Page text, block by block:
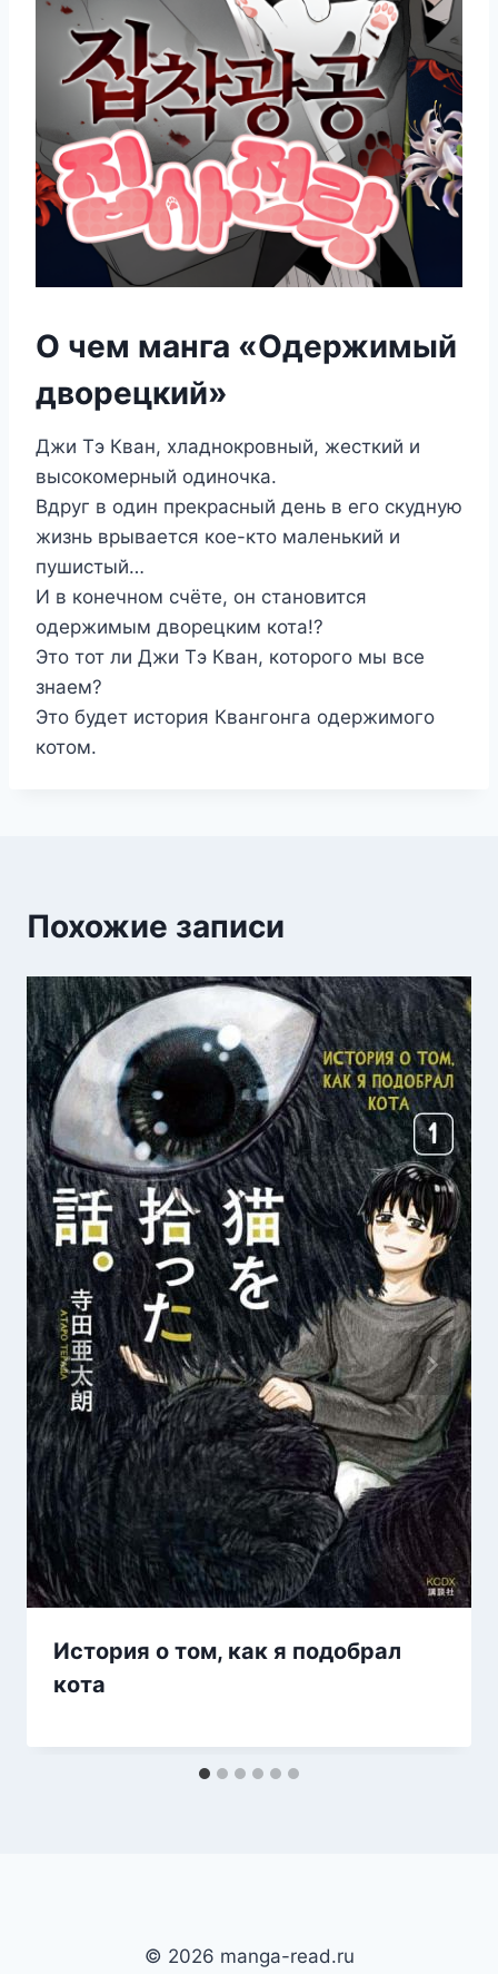
О чем манга «Одержимый
дворецкий»
Джи Тэ Кван, хладнокровный, жесткий и
высокомерный одиночка.
Вдруг в один прекрасный день в его скудную
жизнь врывается кое-кто маленький и
пушистый…
И в конечном счёте, он становится
одержимым дворецким кота!?
Это тот ли Джи Тэ Кван, которого мы все
знаем?
Это будет история Квангонга одержимого
котом.
Похожие записи
История о том, как я подобрал
кота
© 2026 manga-read.ru